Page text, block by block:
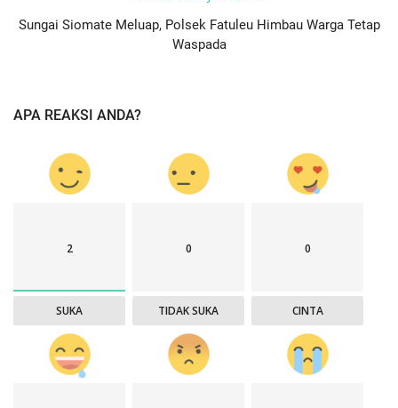
Sungai Siomate Meluap, Polsek Fatuleu Himbau Warga Tetap
Waspada
APA REAKSI ANDA?
2
SUKA
0
TIDAK SUKA
0
CINTA